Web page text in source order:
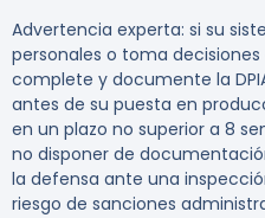
Advertencia experta: si su
personales o toma
complete y documente la
antes de su puesta en
en un plazo no superior a 8
no disponer de
la defensa ante una
riesgo de sanciones